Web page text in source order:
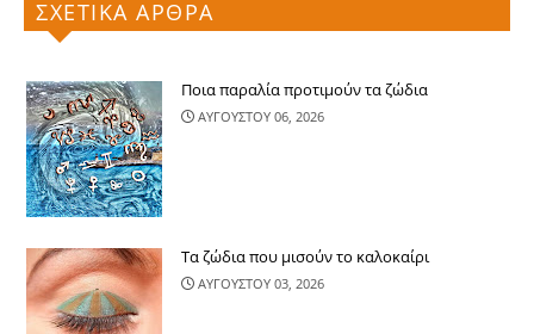
ΣΧΕΤΙΚΑ ΑΡΘΡΑ
Ποια παραλία προτιμούν τα ζώδια
ΑΥΓΟΥΣΤΟΥ 06, 2026
Τα ζώδια που μισούν το καλοκαίρι
ΑΥΓΟΥΣΤΟΥ 03, 2026